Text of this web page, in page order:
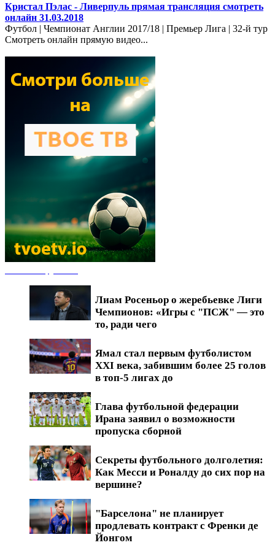
Кристал Пэлас - Ливерпуль прямая трансляция смотреть
онлайн 31.03.2018
Футбол | Чемпионат Англии 2017/18 | Премьер Лига | 32-й тур
Смотреть онлайн прямую видео...
Лиам Росеньор о жеребьевке Лиги
Чемпионов: «Игры с "ПСЖ" — это
то, ради чего
Ямал стал первым футболистом
XXI века, забившим более 25 голов
в топ-5 лигах до
Глава футбольной федерации
Ирана заявил о возможности
пропуска сборной
Секреты футбольного долголетия:
Как Месси и Роналду до сих пор на
вершине?
"Барселона" не планирует
продлевать контракт с Френки де
Йонгом